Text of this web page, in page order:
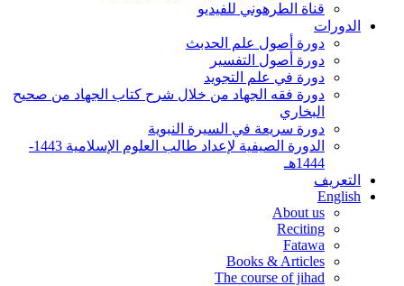
قناة الطرهوني للفيديو
الدورات
دورة أصول علم الحدبث
دورة أصول التفسير
دورة في علم التجويد
دورة فقه الجهاد من خلال شرح كتاب الجهاد من صحيح
البخاري
دورة سريعة في السيرة النبوية
الدورة الصيفية لإعداد طالب العلوم الإسلامية 1443-
1444هـ
التعريف
English
About us
Reciting
Fatawa
Books & Articles
The course of jihad